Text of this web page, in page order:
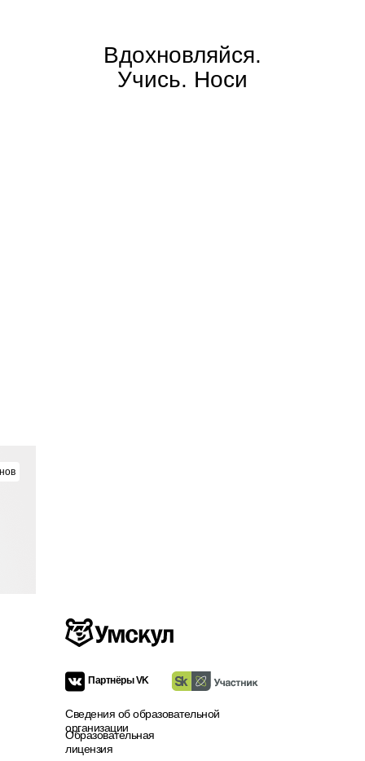
Вдохновляйся.
Учись. Носи
Сведения об образовательной
организации
Партнёры VK
Образовательная
лицензия